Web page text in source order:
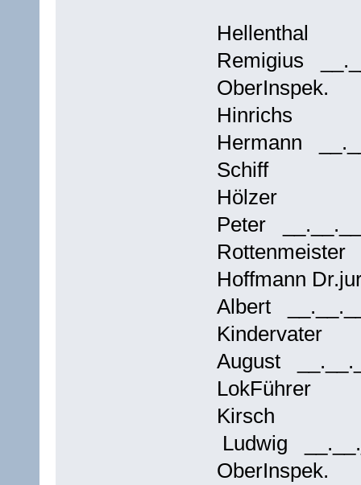
Remigius
OberInspek.
Hinrichs
Hermann
Schiff
Hölzer
Peter
Rottenmeister
Hoffmann
Albert
Kindervater
August
LokFührer
Kirsch
Ludwig
OberInspek.